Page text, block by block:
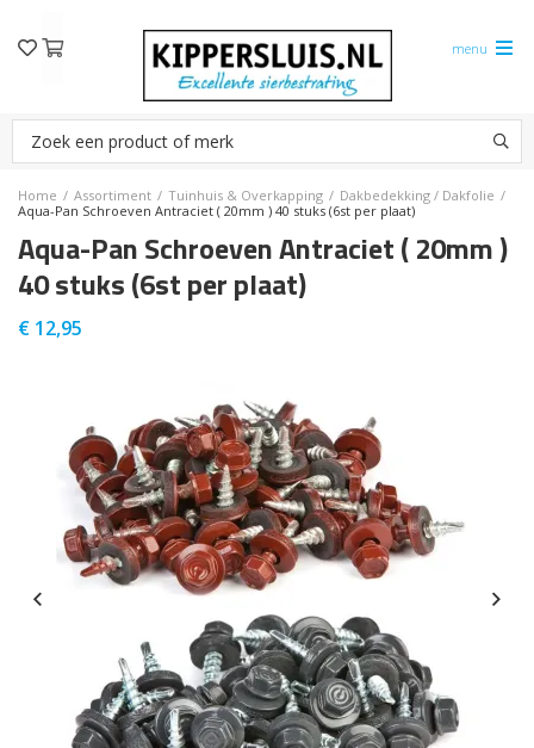
menu
Home / Assortiment / Tuinhuis & Overkapping / Dakbedekking / Dakfolie /
Aqua-Pan Schroeven Antraciet ( 20mm ) 40 stuks (6st per plaat)
Aqua-Pan Schroeven Antraciet ( 20mm )
40 stuks (6st per plaat)
€ 12,95